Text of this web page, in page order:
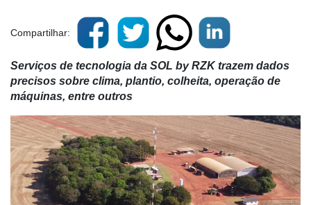
Compartilhar:
Serviços de tecnologia da SOL by RZK trazem dados
precisos sobre clima, plantio, colheita, operação de
máquinas, entre outros